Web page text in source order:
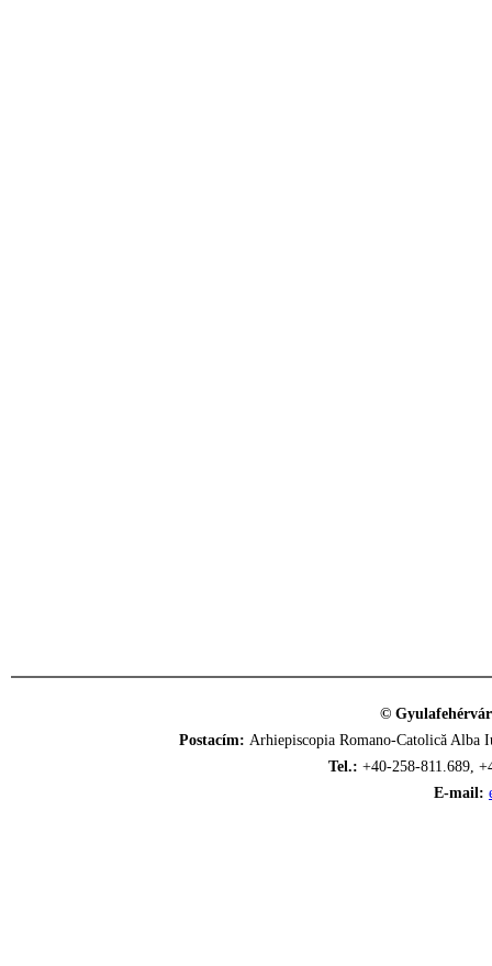
©
Postacím: Arhiepiscopia Romano-Catolică
Tel.: +40-258-811.689,
E-mail: